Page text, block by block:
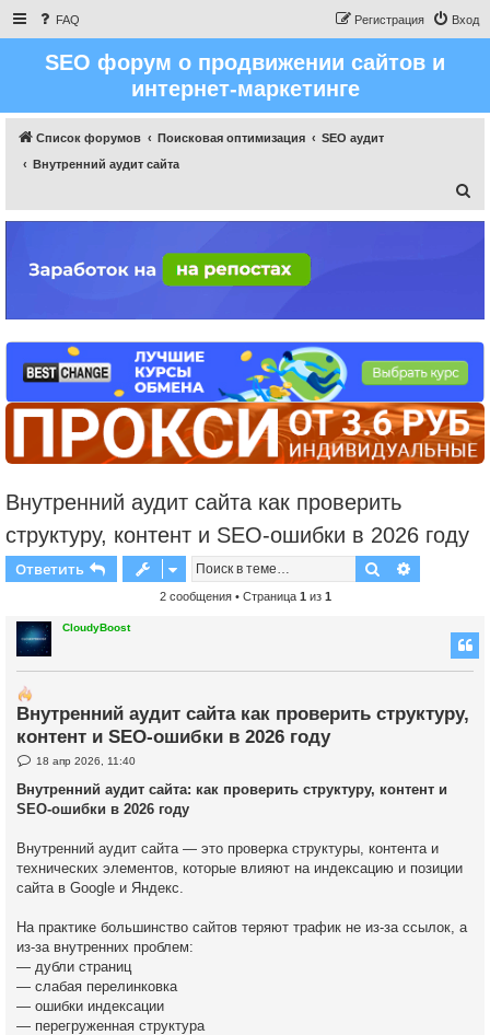
FAQ Вход
Регистрация
SEO форум о продвижении сайтов и
интернет-маркетинге
Список форумов Поисковая оптимизация
SEO аудит
Внутренний аудит сайта
Внутренний аудит сайта как проверить
структуру, контент и SEO-ошибки в 2026 году
Ответить Поиск
2 сообщения • Страница 1 из 1
CloudyBoost
Внутренний аудит сайта как проверить структуру,
контент и SEO-ошибки в 2026 году
С
о
б
щ
и
е
18 апр 2026, 11:40
Внутренний аудит сайта: как проверить структуру, контент и
SEO-ошибки в 2026 году
Внутренний аудит сайта — это проверка структуры, контента и
технических элементов, которые влияют на индексацию и позиции
сайта в Google и Яндекс.
На практике большинство сайтов теряют трафик не из-за ссылок, а
из-за внутренних проблем:
— дубли страниц
— слабая перелинковка
— ошибки индексации
— перегруженная структура